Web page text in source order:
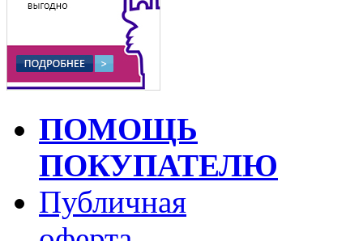
ПОМОЩЬ
ПОКУПАТЕЛЮ
Публичная